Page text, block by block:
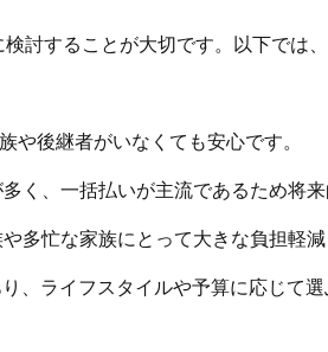
討することが大切です。以下では
や後継者がいなくても安心です。
く、一括払いが主流であるため将
多忙な家族にとって大きな負担軽
、ライフスタイルや予算に応じて